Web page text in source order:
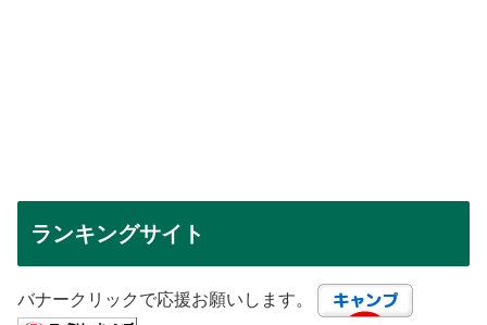
ランキングサイト
バナークリックで応援お願いします。